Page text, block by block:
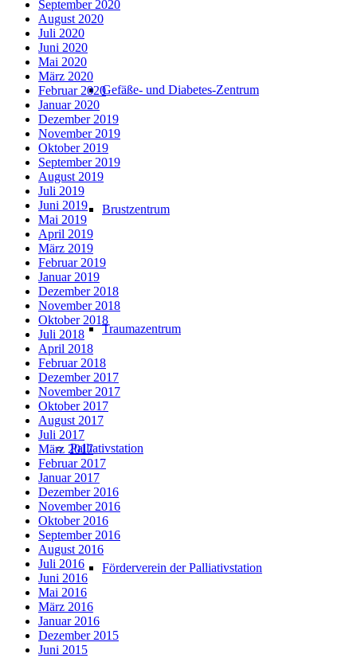
Gefäße- und Diabetes-Zentrum
Brustzentrum
Traumazentrum
Palliativstation
Förderverein der Palliativstation
September 2020
August 2020
Juli 2020
Juni 2020
Mai 2020
März 2020
Februar 2020
Januar 2020
Dezember 2019
November 2019
Oktober 2019
September 2019
August 2019
Juli 2019
Juni 2019
Mai 2019
April 2019
März 2019
Februar 2019
Januar 2019
Dezember 2018
November 2018
Oktober 2018
Juli 2018
April 2018
Februar 2018
Dezember 2017
November 2017
Oktober 2017
August 2017
Juli 2017
März 2017
Februar 2017
Januar 2017
Dezember 2016
November 2016
Oktober 2016
September 2016
August 2016
Juli 2016
Juni 2016
Mai 2016
März 2016
Januar 2016
Dezember 2015
Juni 2015